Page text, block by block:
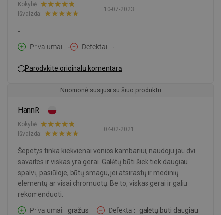
10-07-2023
Kokybė:
Išvaizda:
-
Privalumai
- Defektai -
Parodykite originalų komentarą
Nuomonė susijusi su šiuo produktu
HannR
04-02-2021
Kokybė:
Išvaizda:
Šepetys tinka kiekvienai vonios kambariui, naudoju jau dvi
savaites ir viskas yra gerai. Galėtų būti šiek tiek daugiau
spalvų pasiūloje, būtų smagu, jei atsirastų ir medinių
elementų ar visai chromuotų. Be to, viskas gerai ir galiu
rekomenduoti.
Privalumai
gražus
Defektai
galėtų būti daugiau